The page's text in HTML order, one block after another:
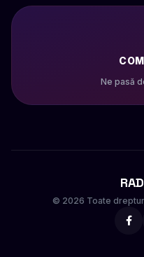
Ne pasă
© 2026 Toate